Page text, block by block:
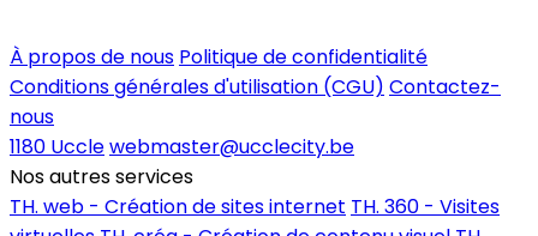
À propos de nous Politique de confidentialité
Conditions générales d'utilisation (CGU) Contactez-
nous
1180 Ucclewebmaster@ucclecity.be
Nos autres services
TH. web - Création de sites internet TH. 360 - Visites